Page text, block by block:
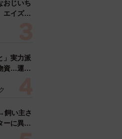
おじいち
エイズだ
って可
」実力派
資…運搬
わる」
飼い主さ
ーに異